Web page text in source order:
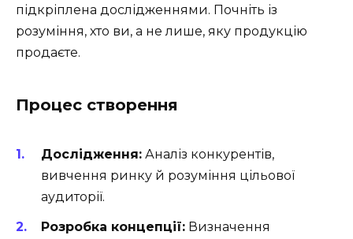
підкріплена дослідженнями. Почніть із
розуміння, хто ви, а не лише, яку продукцію
продаєте.
Процес створення
Дослідження: Аналіз конкурентів,
вивчення ринку й розуміння цільової
аудиторії.
Розробка концепції: Визначення